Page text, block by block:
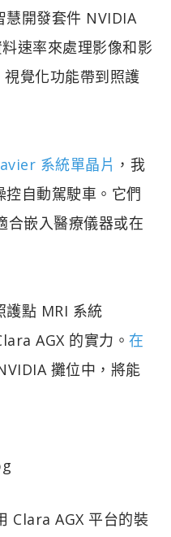
慧開發套件 NVIDIA
速率來處理影像和影
覺化功能帶到照護
系統單晶片 ，我
自動駕駛車。它們
合嵌入醫療儀器或在
護點 MRI 系統
AGX 的實力。 在
攤位中，將能
Clara AGX 平台的裝